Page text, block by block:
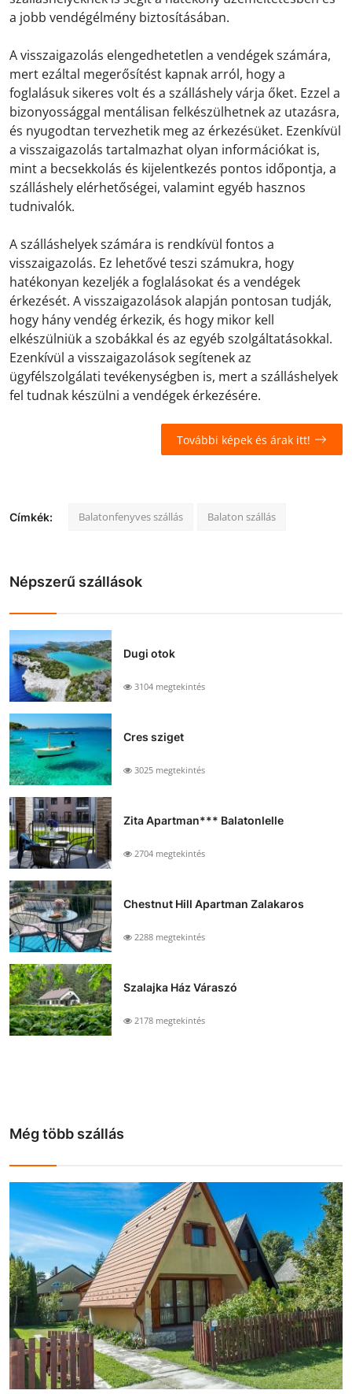
a jobb vendégélmény biztosításában.
A visszaigazolás elengedhetetlen a vendégek számára,
mert ezáltal megerősítést kapnak arról, hogy a
foglalásuk sikeres volt és a szálláshely várja őket. Ezzel a
bizonyossággal mentálisan felkészülhetnek az utazásra,
és nyugodtan tervezhetik meg az érkezésüket. Ezenkívül
a visszaigazolás tartalmazhat olyan információkat is,
mint a becsekkolás és kijelentkezés pontos időpontja, a
szálláshely elérhetőségei, valamint egyéb hasznos
tudnivalók.
A szálláshelyek számára is rendkívül fontos a
visszaigazolás. Ez lehetővé teszi számukra, hogy
hatékonyan kezeljék a foglalásokat és a vendégek
érkezését. A visszaigazolások alapján pontosan tudják,
hogy hány vendég érkezik, és hogy mikor kell
elkészülniük a szobákkal és az egyéb szolgáltatásokkal.
Ezenkívül a visszaigazolások segítenek az
ügyfélszolgálati tevékenységben is, mert a szálláshelyek
fel tudnak készülni a vendégek érkezésére.
További képek és árak itt!
Címkék: Balatonfenyves szállás Balaton szállás
Népszerű szállások
Dugi otok
3104 megtekintés
Cres sziget
3025 megtekintés
Zita Apartman*** Balatonlelle
2704 megtekintés
Chestnut Hill Apartman Zalakaros
2288 megtekintés
Szalajka Ház Váraszó
2178 megtekintés
Még több szállás